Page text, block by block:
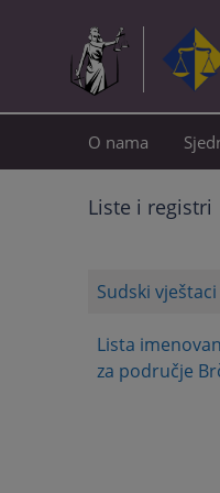
O nama
Liste i registri
Sudski
Lista
za područje